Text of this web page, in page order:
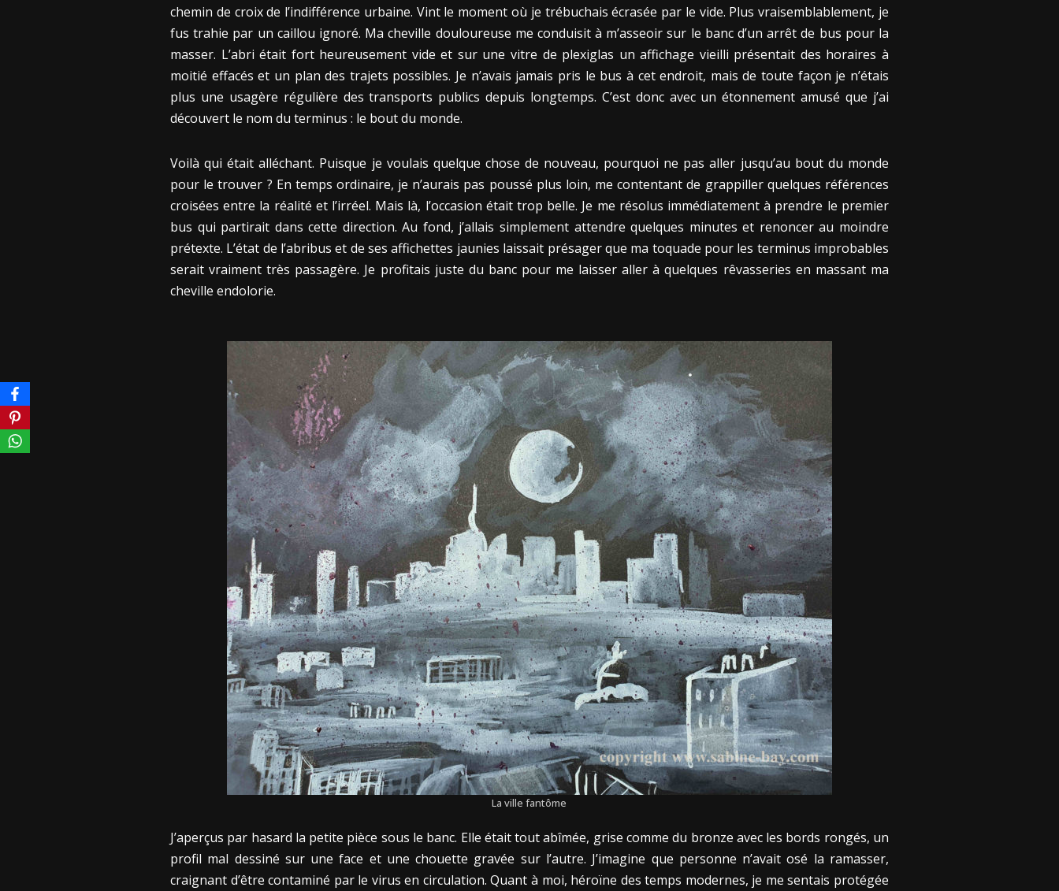
chemin de croix de l’indifférence urbaine. Vint le moment où je trébuchais écrasée par le vide. Plus vraisemblablement, je
fus trahie par un caillou ignoré. Ma cheville douloureuse me conduisit à m’asseoir sur le banc d’un arrêt de bus pour la
masser. L’abri était fort heureusement vide et sur une vitre de plexiglas un affichage vieilli présentait des horaires à
moitié effacés et un plan des trajets possibles. Je n’avais jamais pris le bus à cet endroit, mais de toute façon je n’étais
plus une usagère régulière des transports publics depuis longtemps. C’est donc avec un étonnement amusé que j’ai
découvert le nom du terminus : le bout du monde.
Voilà qui était alléchant. Puisque je voulais quelque chose de nouveau, pourquoi ne pas aller jusqu’au bout du monde
pour le trouver ? En temps ordinaire, je n’aurais pas poussé plus loin, me contentant de grappiller quelques références
croisées entre la réalité et l’irréel. Mais là, l’occasion était trop belle. Je me résolus immédiatement à prendre le premier
bus qui partirait dans cette direction. Au fond, j’allais simplement attendre quelques minutes et renoncer au moindre
prétexte. L’état de l’abribus et de ses affichettes jaunies laissait présager que ma toquade pour les terminus improbables
serait vraiment très passagère. Je profitais juste du banc pour me laisser aller à quelques rêvasseries en massant ma
cheville endolorie.
La ville fantôme
J’aperçus par hasard la petite pièce sous le banc. Elle était tout abîmée, grise comme du bronze avec les bords rongés, un
profil mal dessiné sur une face et une chouette gravée sur l’autre. J’imagine que personne n’avait osé la ramasser,
craignant d’être contaminé par le virus en circulation. Quant à moi, héroïne des temps modernes, je me sentais protégée